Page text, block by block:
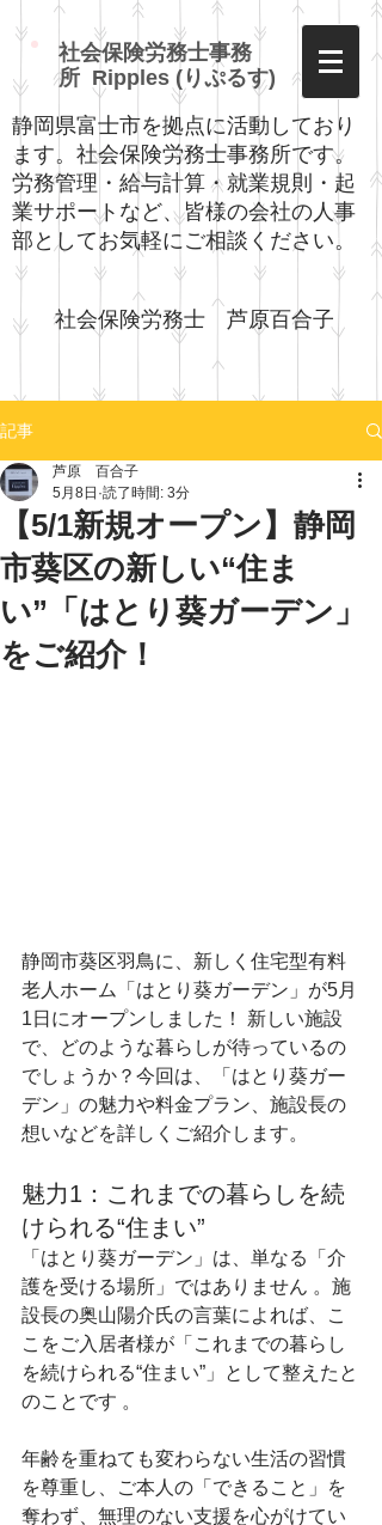
社会保険労務士事務
所 Ripples (りぷるす)
静岡県富士市を拠点に活動しており
ます。社会保険労務士事務所です。
労務管理・給与計算・就業規則・起
業サポートなど、皆様の会社の人事
部としてお気軽にご相談ください。
社会保険労務士 芦原百合子​
記事
【5/1新規オープン】静岡
市葵区の新しい“住ま
い”「はとり葵ガーデン」
をご紹介！
芦原 百合子
5月8日 読了時間: 3分
静岡市葵区羽鳥に、新しく住宅型有料
老人ホーム「はとり葵ガーデン」が5月
1日にオープンしました！ 新しい施設
で、どのような暮らしが待っているの
でしょうか？今回は、「はとり葵ガー
デン」の魅力や料金プラン、施設長の
想いなどを詳しくご紹介します。
魅力1：これまでの暮らしを続
けられる“住まい”
「はとり葵ガーデン」は、単なる「介
護を受ける場所」ではありません 。施
設長の奥山陽介氏の言葉によれば、こ
こをご入居者様が「これまでの暮らし
を続けられる“住まい”」として整えたと
のことです 。
年齢を重ねても変わらない生活の習慣
を尊重し、ご本人の「できること」を
奪わず、無理のない支援を心がけてい